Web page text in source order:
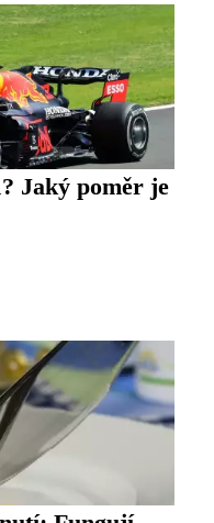
Jaký poměr je